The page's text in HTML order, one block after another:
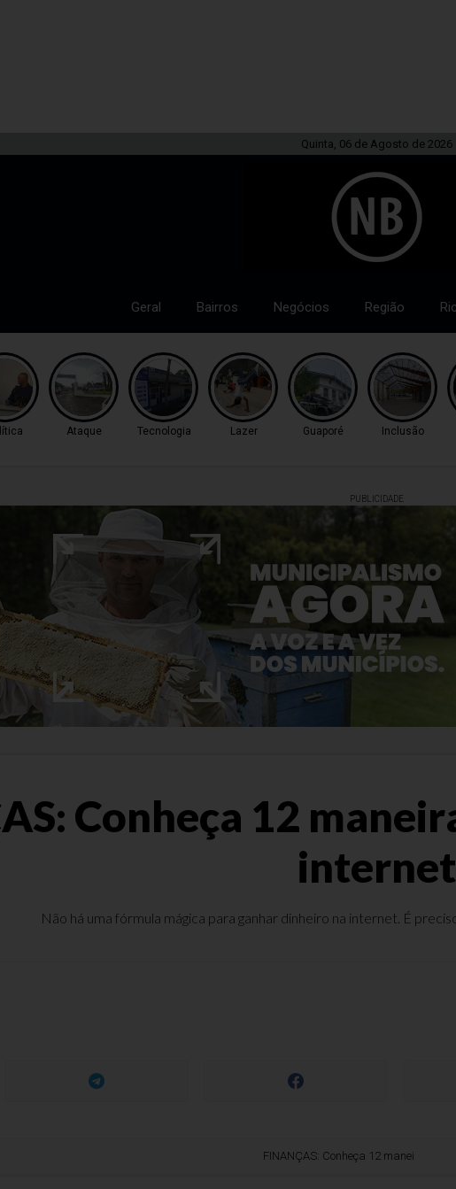
Quinta, 06 de Agosto de 2026
Geral Bairros Negócios Região
Ataque Tecnologia Lazer Guaporé Inclusão
PUBLICIDADE
Conheça 12
internet
Não há uma fórmula mágica para ganhar dinheiro na internet. É
FINANÇAS: Conheça 12 maneiras de